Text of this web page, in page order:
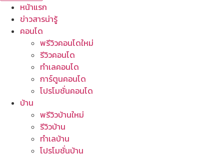
หน้าแรก
ข่าวสารน่ารู้
คอนโด
พรีวิวคอนโดใหม่
รีวิวคอนโด
ทำเลคอนโด
การ์ตูนคอนโด
โปรโมชั่นคอนโด
บ้าน
พรีวิวบ้านใหม่
รีวิวบ้าน
ทำเลบ้าน
โปรโมชั่นบ้าน